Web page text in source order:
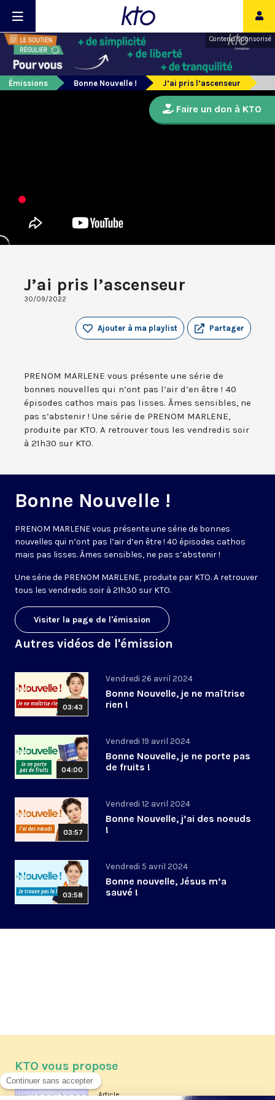
Contenu sponsorisé
Émissions Bonne Nouvelle ! J’ai pris l’ascenseur
J’ai pris l’ascenseur
30/09/2022
Partager
Ajouter à ma playlist
PRENOM MARLENE vous présente une série de
bonnes nouvelles qui n’ont pas l’air d’en être ! 40
épisodes cathos mais pas lisses. Âmes sensibles, ne
pas s’abstenir ! Une série de PRENOM MARLENE,
produite par KTO. A retrouver tous les vendredis soir
à 21h30 sur KTO.
Bonne Nouvelle !
PRENOM MARLENE vous présente une série de bonnes
nouvelles qui n’ont pas l’air d’en être ! 40 épisodes cathos
mais pas lisses. Âmes sensibles, ne pas s’abstenir !
Une série de PRENOM MARLENE, produite par KTO. A retrouver
tous les vendredis soir à 21h30 sur KTO.
Visiter la page de l'émission
Autres vidéos de l'émission
03:43
Vendredi 26 avril 2024
Bonne Nouvelle, je ne maîtrise
rien !
04:00
Vendredi 19 avril 2024
Bonne Nouvelle, je ne porte pas
de fruits !
03:57
Vendredi 12 avril 2024
Bonne Nouvelle, j’ai des noeuds
!
03:58
Vendredi 5 avril 2024
Bonne nouvelle, Jésus m’a
sauvé !
Faire un don à KTO
KTO vous propose
Article